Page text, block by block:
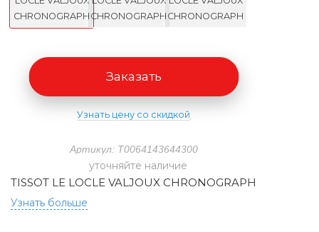
Артикул: T0064143644300
уточняйте наличие
TISSOT LE LOCLE VALJOUX CHRONOGRAPH
Узнать больше
Заказать
Узнать цену со скидкой